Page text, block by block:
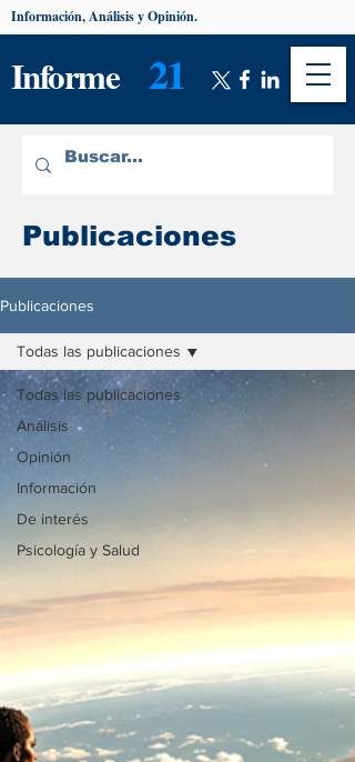
Informe 21
Información, Análisis y Opinión.
Publicaciones
Publicaciones
Todas las publicaciones
Análisis
Opinión
Información
De interés
Psicología y Salud
Todas las publicaciones